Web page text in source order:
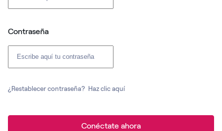
Contraseña
¿Restablecer contraseña? Haz clic aquí
Conéctate ahora